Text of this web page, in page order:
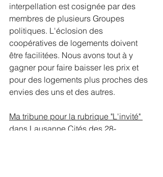
interpellation est cosignée par des
membres de plusieurs Groupes
politiques. L'éclosion des
coopératives de logements doivent
être facilitées. Nous avons tout à y
gagner pour faire baisser les prix et
pour des logements plus proches des
envies des uns et des autres.
Ma tribune pour la rubrique "L'invité"
dans Lausanne Cités des 28-